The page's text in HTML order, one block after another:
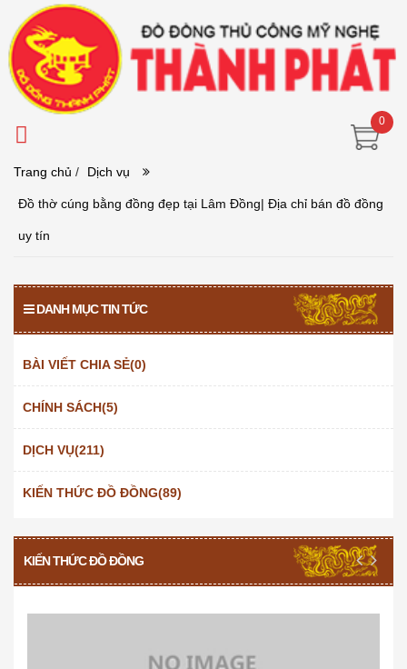
0
Trang chủ / Dịch vụ
Đồ thờ cúng bằng đồng đẹp tại Lâm Đồng| Địa chỉ bán đồ đồng
uy tín
DANH MỤC TIN TỨC
BÀI VIẾT CHIA SẺ(0)
CHÍNH SÁCH(5)
DỊCH VỤ(211)
KIẾN THỨC ĐỒ ĐỒNG(89)
KIẾN THỨC ĐỒ ĐỒNG